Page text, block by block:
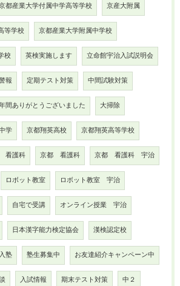
都産業大学付属中学高等学校 京産大附属
等学校 京都産業大学附属中学校
校 英検実施します 立命館宇治入試説明会
報 定期テスト対策 中間試験対策
間ありがとうございました 大掃除
学 京都翔英高校 京都翔英高等学校
看護科 京都 看護科 京都 看護科 宇治
ロボット教室 ロボット教室 宇治
自宅で受講 オンライン授業 宇治
日本漢字能力検定協会 漢検認定校
塾 塾生募集中 お友達紹介キャンペーン中
入試情報 期末テスト対策 中２